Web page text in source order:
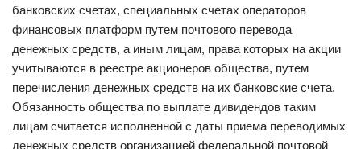
банковских счетах, специальных счетах операторов
финансовых платформ путем почтового перевода
денежных средств, а иным лицам, права которых на акции
учитываются в реестре акционеров общества, путем
перечисления денежных средств на их банковские счета.
Обязанность общества по выплате дивидендов таким
лицам считается исполненной с даты приема переводимых
денежных средств организацией федеральной почтовой